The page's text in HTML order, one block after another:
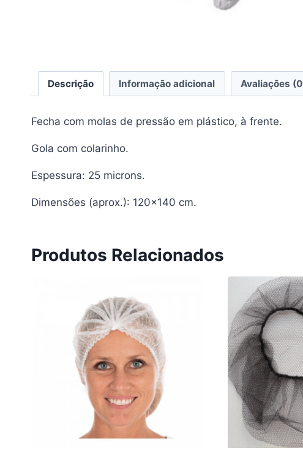
Descrição Informação adicional Avaliações
Fecha com molas de pressão em plástico, à frente.
Gola com colarinho.
Espessura: 25 microns.
Dimensões (aprox.): 120×140 cm.
Produtos Relacionados